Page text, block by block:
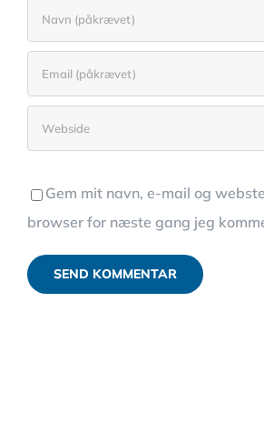
Gem mit navn, e-mail og
browser for næste gang jeg